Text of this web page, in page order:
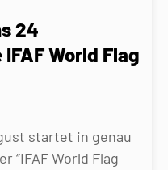
24
World Flag
startet in genau
“IFAF World Flag